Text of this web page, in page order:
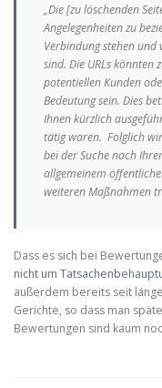
„Die [zu löschenden
Angelegenheiten zu
Verbindung stehen
sind. Die URLs könnten
potentiellen Kunden
Bedeutung sein. Dies
Ihnen kürzlich
tätig waren. Folglich
bei der Suche nach
allgemeinem
weiteren Maßnahmen
Dass es sich bei
nicht um
außerdem bereits seit
Gerichte, so dass man
Bewertungen sind kaum